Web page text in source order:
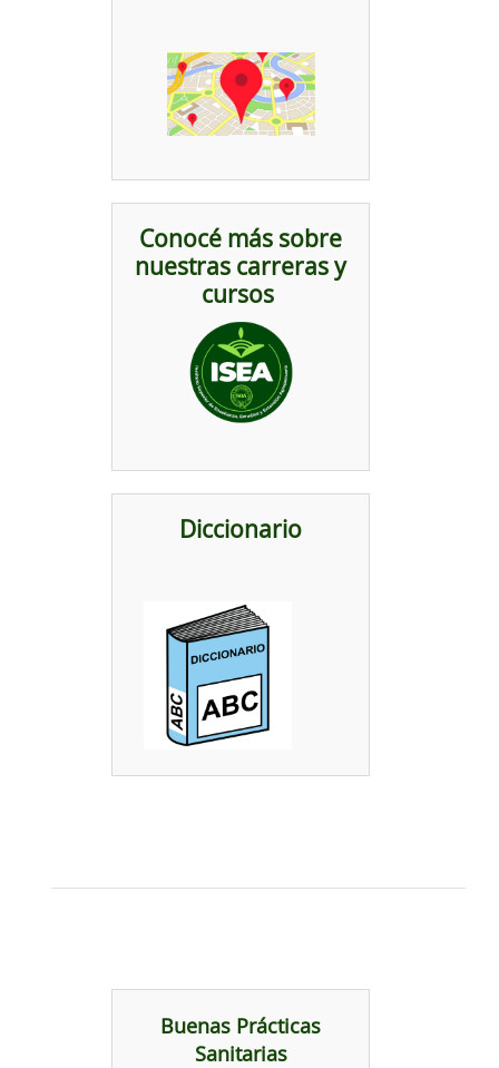
Conocé más sobre
nuestras carreras y
cursos
Diccionario
Buenas Prácticas
Sanitarias